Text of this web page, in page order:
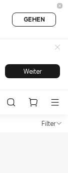
GEHEN
Weiter
undFilter
in